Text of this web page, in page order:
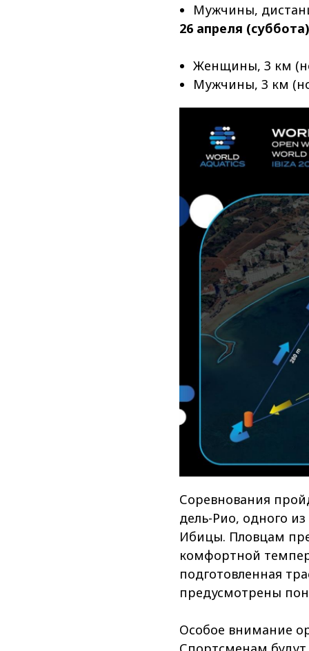
Мужчины,
26 апреля
Женщины, 3 км
Мужчины, 3 км
Соревнования
дель-Рио, одного
Ибицы. Пловцам
комфортной
подготовленная
предусмотрены
Особое внимание